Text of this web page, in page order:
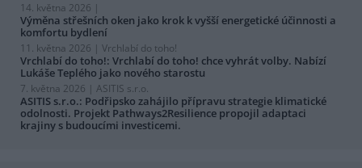
14. května 2026 |
Výměna střešních oken jako krok k vyšší energetické účinnosti a
komfortu bydlení
11. května 2026 | Vrchlabí do toho!
Vrchlabí do toho!: Vrchlabí do toho! chce vyhrát volby. Nabízí
Lukáše Teplého jako nového starostu
7. května 2026 | ASITIS s.r.o.
ASITIS s.r.o.: Podřipsko zahájilo přípravu strategie klimatické
odolnosti. Projekt Pathways2Resilience propojil adaptaci
krajiny s budoucími investicemi.